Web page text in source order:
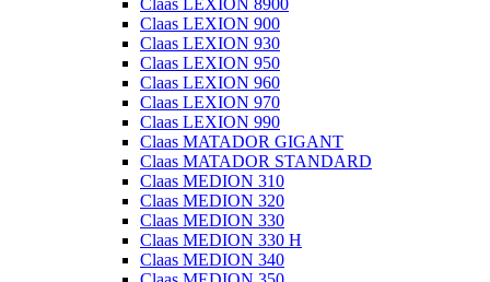
Claas LEXION 8900
Claas LEXION 900
Claas LEXION 930
Claas LEXION 950
Claas LEXION 960
Claas LEXION 970
Claas LEXION 990
Claas MATADOR GIGANT
Claas MATADOR STANDARD
Claas MEDION 310
Claas MEDION 320
Claas MEDION 330
Claas MEDION 330 H
Claas MEDION 340